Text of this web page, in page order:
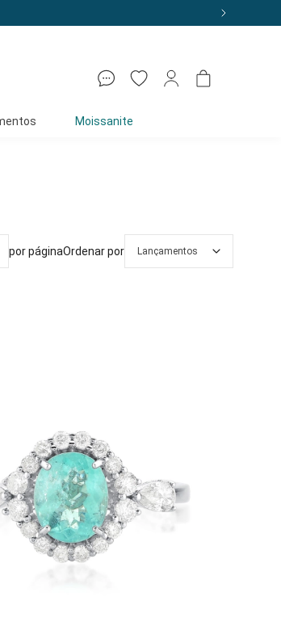
Moissanite
por páginaOrdenar por Lançamentos